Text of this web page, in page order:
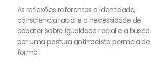
As reflexões referentes a identidade,
consciência racial e a necessidade de
debater sobre igualdade racial e a busca
por uma postura antirracista permeia de
forma